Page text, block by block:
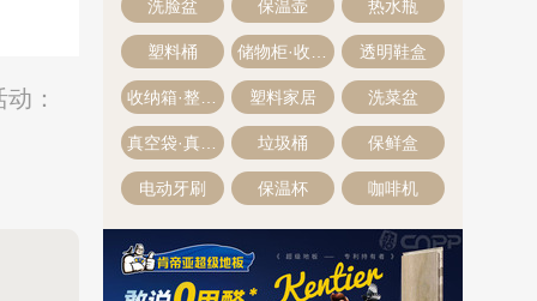
：
洗脸盆 保温壶 热水瓶
塑料桶 透明鞋盒
塑料家居 洗菜盆
垃圾桶 保鲜盒
电动牙刷 保温杯 咖啡机